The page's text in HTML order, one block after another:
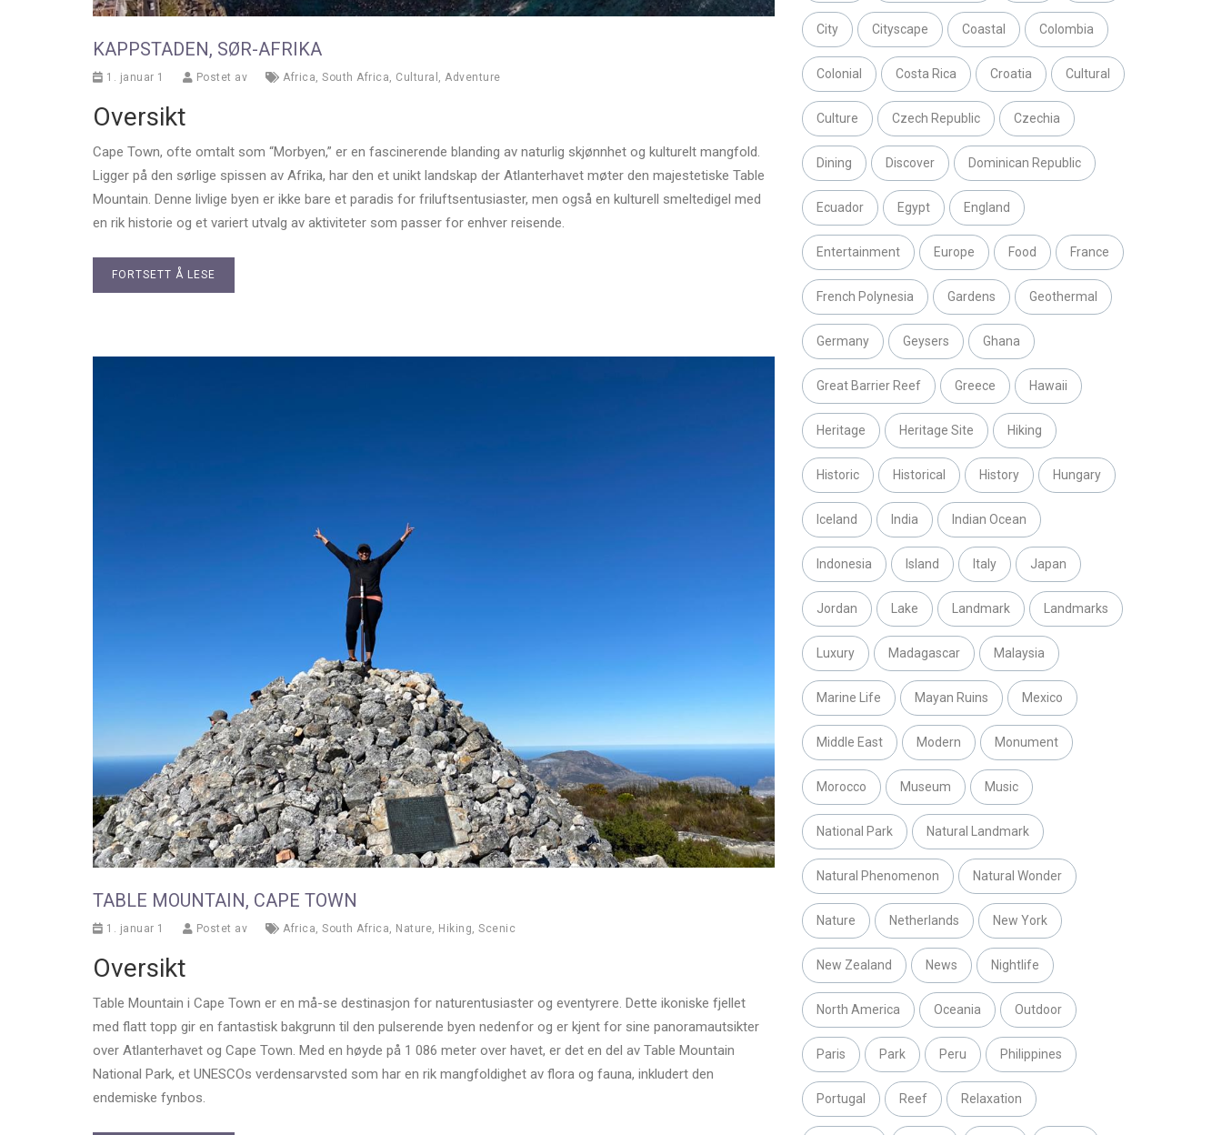
KAPPSTADEN, SØR-AFRIKA
1. januar 1 Postet av Africa South Africa Cultural Adventure
Oversikt
Cape Town, ofte omtalt som “Morbyen,” er en fascinerende blanding av naturlig skjønnhet og kulturelt mangfold.
Ligger på den sørlige spissen av Afrika, har den et unikt landskap der Atlanterhavet møter den majestetiske Table
Mountain. Denne livlige byen er ikke bare et paradis for friluftsentusiaster, men også en kulturell smeltedigel med
en rik historie og et variert utvalg av aktiviteter som passer for enhver reisende.
FORTSETT Å LESE
TABLE MOUNTAIN, CAPE TOWN
1. januar 1 Postet av Africa, South Africa, Nature, Hiking, Scenic
Oversikt
Table Mountain i Cape Town er en må-se destinasjon for naturentusiaster og eventyrere. Dette ikoniske fjellet
med flatt topp gir en fantastisk bakgrunn til den pulserende byen nedenfor og er kjent for sine panoramautsikter
over Atlanterhavet og Cape Town. Med en høyde på 1 086 meter over havet, er det en del av Table Mountain
National Park, et UNESCOs verdensarvsted som har en rik mangfoldighet av flora og fauna, inkludert den
endemiske fynbos.
City Cityscape Coastal Colombia
Colonial Costa Rica Croatia Cultural
Culture Czech Republic Czechia
Dining Discover Dominican Republic
Ecuador Egypt England
Entertainment Europe Food France
French Polynesia Gardens Geothermal
Germany Geysers Ghana
Great Barrier Reef Greece Hawaii
Heritage Heritage Site Hiking
Historic Historical History Hungary
Iceland India Indian Ocean
Indonesia Island Italy Japan
Jordan Lake Landmark Landmarks
Luxury Madagascar Malaysia
Marine Life Mayan Ruins Mexico
Middle East Modern Monument
Morocco Museum Music
National Park Natural Landmark
Natural Phenomenon Natural Wonder
Nature Netherlands New York
New Zealand News Nightlife
North America Oceania Outdoor
Paris Park Peru Philippines
Portugal Reef Relaxation